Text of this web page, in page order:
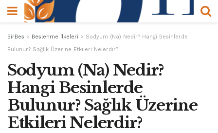
BirBes > Beslenme İlkeleri > Sodyum (Na) Nedir? Hangi Besinlerde
Bulunur? Sağlık Üzerine Etkileri Nelerdir?
Sodyum (Na) Nedir?
Hangi Besinlerde
Bulunur? Sağlık Üzerine
Etkileri Nelerdir?